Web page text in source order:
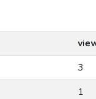
3
1